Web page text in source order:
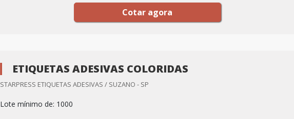
Cotar agora
ETIQUETAS ADESIVAS COLORIDAS
STARPRESS ETIQUETAS ADESIVAS / SUZANO - SP
Lote mínimo de: 1000